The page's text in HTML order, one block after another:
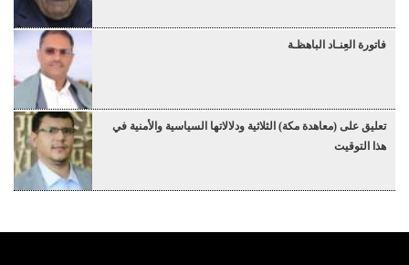
فاتورة العِنـاد الباهظـة
تعليق على (معاهدة مكة) الثلاثية ودلالاتها السياسية والأمنية في
هذا التوقيت